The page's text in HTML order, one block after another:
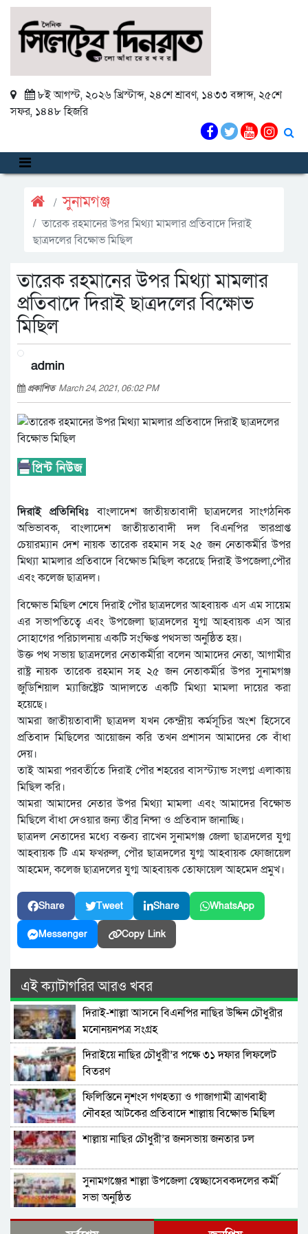
৮ই আগস্ট, ২০২৬ খ্রিস্টাব্দ, ২৪শে শ্রাবণ, ১৪৩৩ বঙ্গাব্দ, ২৫শে
সফর, ১৪৪৮ হিজরি
সুনামগঞ্জ
তারেক রহমানের উপর মিথ্যা মামলার প্রতিবাদে দিরাই
ছাত্রদলের বিক্ষোভ মিছিল
তারেক রহমানের উপর মিথ্যা মামলার
প্রতিবাদে দিরাই ছাত্রদলের বিক্ষোভ
মিছিল
admin
প্রকাশিত March 24, 2021, 06:02 PM
দিরাই প্রতিনিধিঃবাংলাদেশ জাতীয়তাবাদী ছাত্রদলের সাংগঠনিক
অভিভাবক, বাংলাদেশ জাতীয়তাবাদী দল বিএনপির ভারপ্রাপ্ত
চেয়ারম্যান দেশ নায়ক তারেক রহমান সহ ২৫ জন নেতাকর্মীর উপর
মিথ্যা মামলার প্রতিবাদে বিক্ষোভ মিছিল করেছে দিরাই উপজেলা,পৌর
এবং কলেজ ছাত্রদল।
বিক্ষোভ মিছিল শেষে দিরাই পৌর ছাত্রদলের আহবায়ক এস এম সায়েম
এর সভাপতিত্বে এবং উপজেলা ছাত্রদলের যুগ্ম আহবায়ক এস আর
সোহাগের পরিচালনায় একটি সংক্ষিপ্ত পথসভা অনুষ্ঠিত হয়।
উক্ত পথ সভায় ছাত্রদলের নেতাকর্মীরা বলেন আমাদের নেতা, আগামীর
রাষ্ট্র নায়ক তারেক রহমান সহ ২৫ জন নেতাকর্মীর উপর সুনামগঞ্জ
জুডিশিয়াল ম্যাজিষ্ট্রেট আদালতে একটি মিথ্যা মামলা দায়ের করা
হয়েছে।
আমরা জাতীয়তাবাদী ছাত্রদল যখন কেন্দ্রীয় কর্মসূচির অংশ হিসেবে
প্রতিবাদ মিছিলের আয়োজন করি তখন প্রশাসন আমাদের কে বাঁধা
দেয়।
তাই আমরা পরবর্তীতে দিরাই পৌর শহরের বাসস্ট্যান্ড সংলগ্ন এলাকায়
মিছিল করি।
আমরা আমাদের নেতার উপর মিথ্যা মামলা এবং আমাদের বিক্ষোভ
মিছিলে বাঁধা দেওয়ার জন্য তীব্র নিন্দা ও প্রতিবাদ জানাচ্ছি।
ছাত্রদল নেতাদের মধ্যে বক্তব্য রাখেন সুনামগঞ্জ জেলা ছাত্রদলের যুগ্ম
আহবায়ক টি এম ফখরুল, পৌর ছাত্রদলের যুগ্ম আহবায়ক ফোজায়েল
আহমেদ, কলেজ ছাত্রদলের যুগ্ম আহবায়ক তোফায়েল আহমেদ প্রমুখ।
Share Tweet Share WhatsApp
Messenger Copy Link
এই ক্যাটাগরির আরও খবর
দিরাই-শাল্লা আসনে বিএনপির নাছির উদ্দিন চৌধুরীর
মনোনয়নপত্র সংগ্রহ
দিরাইয়ে নাছির চৌধুরী’র পক্ষে ৩১ দফার লিফলেট
বিতরণ
ফিলিস্তিনে নৃশংস গণহত্যা ও গাজাগামী ত্রাণবাহী
নৌবহর আটকের প্রতিবাদে শাল্লায় বিক্ষোভ মিছিল
শাল্লায় নাছির চৌধুরী’র জনসভায় জনতার ঢল
সুনামগঞ্জের শাল্লা উপজেলা স্বেচ্ছাসেবকদলের কর্মী
সভা অনুষ্ঠিত
দিরাইয়ে মাওলানা মুশতাক গাজীনগরীর হত্যার